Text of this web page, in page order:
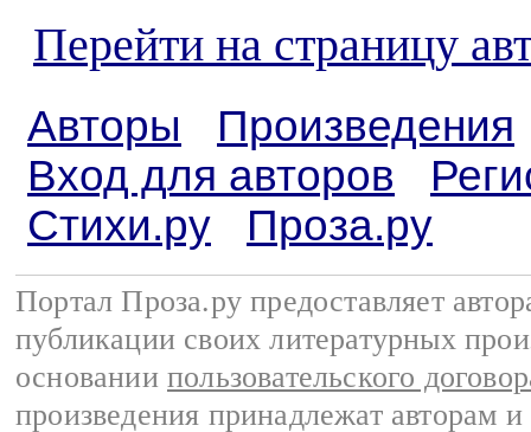
Перейти на страницу
Авторы
Произведения
Вход для авторов
Стихи.ру
Проза.ру
Портал Проза.ру предоставляет
публикации своих литературных
основании пользовательского
произведения принадлежат авторам